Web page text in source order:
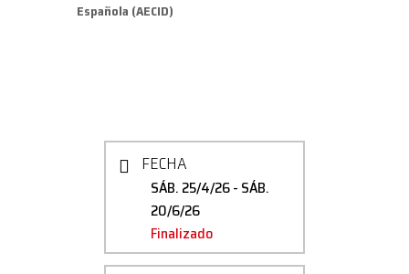
Española (AECID)
FECHA
SÁB. 25/4/26- SÁB.
20/6/26
Finalizado